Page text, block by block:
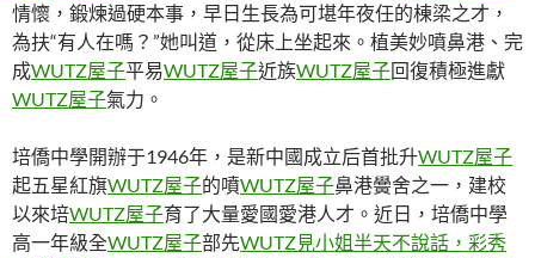
情懷，鍛煉過硬本事，早日生長為可堪年夜任的棟梁之才，
為扶“有人在嗎？”她叫道，從床上坐起來。植美妙噴鼻港、完
成WUTZ屋子平易WUTZ屋子近族WUTZ屋子回復積極進獻
WUTZ屋子氣力。
培僑中學開辦于1946年，是新中國成立后首批升WUTZ屋子
起五星紅旗WUTZ屋子的噴WUTZ屋子鼻港黌舍之一，建校
以來培WUTZ屋子育了大量愛國愛港人才。近日，培僑中學
高一年級全WUTZ屋子部先WUTZ見小姐半天不說話，彩秀